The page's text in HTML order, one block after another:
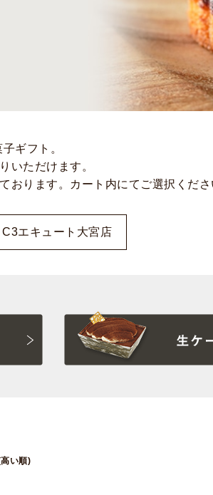
ギフト。
いただけます。
おります。カート内にてご選択くだ
C3エキュート大宮店
い順)